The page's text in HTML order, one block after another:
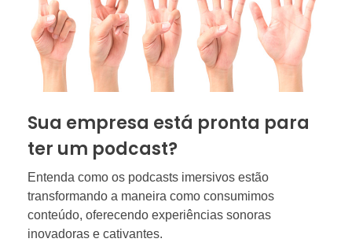
Sua empresa está pronta para
ter um podcast?
Entenda como os podcasts imersivos estão
transformando a maneira como consumimos
conteúdo, oferecendo experiências sonoras
inovadoras e cativantes.